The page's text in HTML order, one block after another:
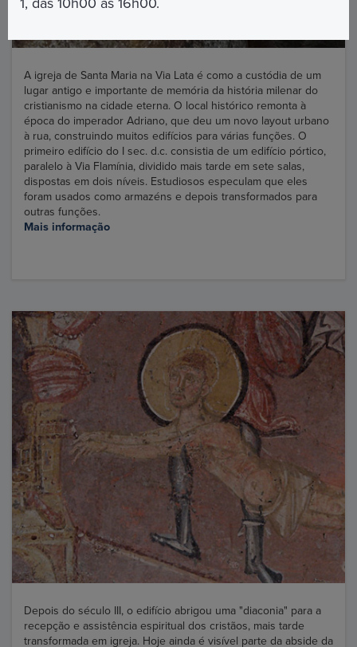
A igreja de Santa Maria na Via Lata é como a custódia de um
lugar antigo e importante de memória da história milenar do
cristianismo na cidade eterna. O local histórico remonta à
época do imperador Adriano, que deu um novo layout urbano
à rua, construindo muitos edifícios para várias funções. O
primeiro edifício do I sec. d.c. consistia de um edifício pórtico,
paralelo à Via Flamínia, dividido mais tarde em sete salas,
dispostas em dois níveis. Estudiosos especulam que eles
foram usados como armazéns e depois transformados para
outras funções.
Mais informação
Depois do século III, o edifício abrigou uma "diaconia" para a
recepção e assistência espiritual dos cristãos, mais tarde
transformada em igreja. Hoje ainda é visível parte da abside da